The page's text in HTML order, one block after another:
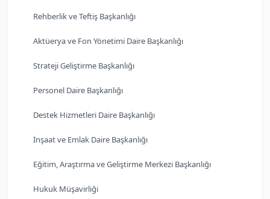
Rehberlik ve Teftiş Başkanlığı
Aktüerya ve Fon Yönetimi Daire Başkanlığı
Strateji Geliştirme Başkanlığı
Personel Daire Başkanlığı
Destek Hizmetleri Daire Başkanlığı
İnşaat ve Emlak Daire Başkanlığı
Eğitim, Araştırma ve Geliştirme Merkezi Başkanlığı
Hukuk Müşavirliği